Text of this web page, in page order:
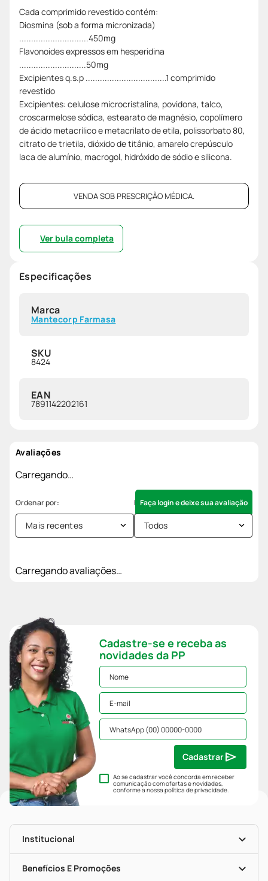
Cada comprimido revestido contém:
Diosmina (sob a forma micronizada)
.............................450mg
Flavonoides expressos em hesperidina
............................50mg
Excipientes q.s.p ..................................1 comprimido
revestido
Excipientes: celulose microcristalina, povidona, talco,
croscarmelose sódica, estearato de magnésio, copolímero
de ácido metacrílico e metacrilato de etila, polissorbato 80,
citrato de trietila, dióxido de titânio, amarelo crepúsculo
laca de alumínio, macrogol, hidróxido de sódio e silicona.
VENDA SOB PRESCRIÇÃO MÉDICA.
Ver bula completa
Especificações
Marca
Mantecorp Farmasa
SKU
8424
EAN
7891142202161
Avaliações
Carregando…
Faça login e deixe sua avaliação
Mais recentes Todos
Carregando avaliações…
Cadastre-se e receba as
novidades da PP
Ao se cadastrar você concorda em receber
comunicação com ofertas e novidades,
conforme a nossapolítica de privacidade.
Cadastrar
Institucional
História
Nossas Lojas
Benefícios E Promoções